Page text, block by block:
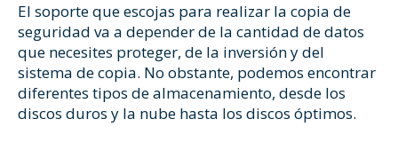
El soporte que escojas para realizar la copia de
seguridad va a depender de la cantidad de datos
que necesites proteger, de la inversión y del
sistema de copia. No obstante, podemos encontrar
diferentes tipos de almacenamiento, desde los
discos duros y la nube hasta los discos óptimos.